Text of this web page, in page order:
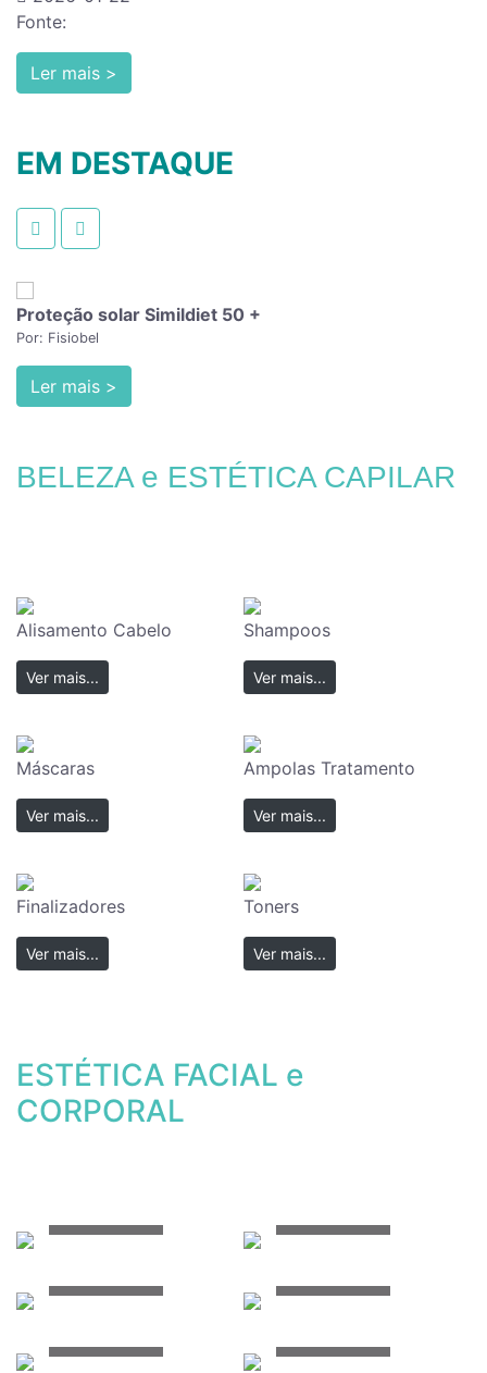
EM DESTAQUE
Proteção solar Simildiet 50 +
Por: Fisiobel
Ler mais >
BELEZA e ESTÉTICA CAPILAR
Alisamento Cabelo
Ver mais...
Shampoos
Ver mais...
Máscaras
Ver mais...
Ampolas Tratamento
Ver mais...
Finalizadores
Ver mais...
Toners
Ver mais...
ESTÉTICA FACIAL e
CORPORAL